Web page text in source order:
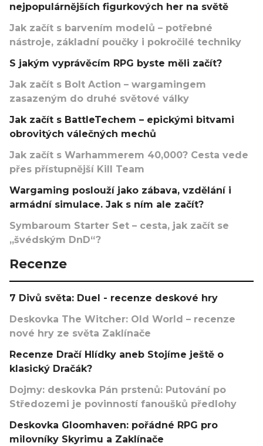
nejpopulárnějších figurkových her na světě
Jak začít s barvením modelů – potřebné
nástroje, základní poučky i pokročilé techniky
S jakým vyprávěcím RPG byste měli začít?
Jak začít s Bolt Action – wargamingem
zasazeným do druhé světové války
Jak začít s BattleTechem – epickými bitvami
obrovitých válečných mechů
Jak začít s Warhammerem 40,000? Cesta vede
přes přístupnější Kill Team
Wargaming poslouží jako zábava, vzdělání i
armádní simulace. Jak s ním ale začít?
Symbaroum Starter Set – cesta, jak začít se
„švédským DnD“?
Recenze
7 Divů světa: Duel - recenze deskové hry
Deskovka The Witcher: Old World – recenze
nové hry ze světa Zaklínače
Recenze Dračí Hlídky aneb Stojíme ještě o
klasický Dračák?
Dojmy: deskovka Pán prstenů: Putování po
Středozemi je povinností fanoušků předlohy
Deskovka Gloomhaven: pořádné RPG pro
milovníky Skyrimu a Zaklínače